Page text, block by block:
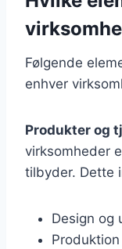
Følgende
enhver
Produkter og
virksomheder
tilbyder. Dette
Design og